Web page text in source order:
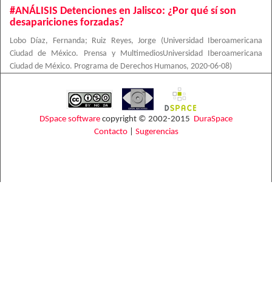
#ANÁLISIS Detenciones en Jalisco: ¿Por qué sí son
desapariciones forzadas?
Lobo Díaz, Fernanda; Ruiz Reyes, Jorge (Universidad Iberoamericana
Ciudad de México. Prensa y MultimediosUniversidad Iberoamericana
Ciudad de México. Programa de Derechos Humanos, 2020-06-08)
DSpace software copyright © 2002-2015 DuraSpace
Contacto| Sugerencias